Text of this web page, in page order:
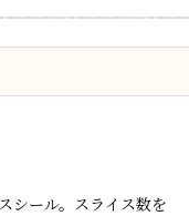
シール。スライス数を